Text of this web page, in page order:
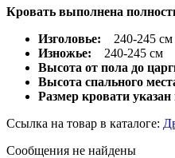
Кровать выполнена
Изголовье:
240-245 см
Изножье: 240-245 см
Высота от пола до
Высота спального
Размер кровати
Ссылка на товар в каталоге:
Сообщения не найдены